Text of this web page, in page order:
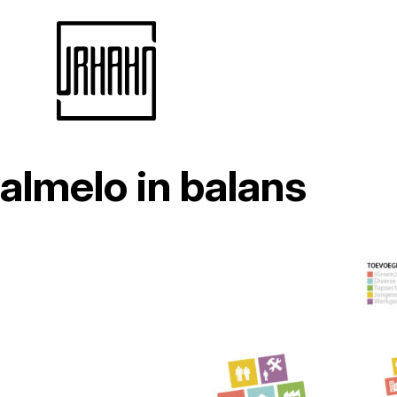
Naar
inhoud
almelo in balans